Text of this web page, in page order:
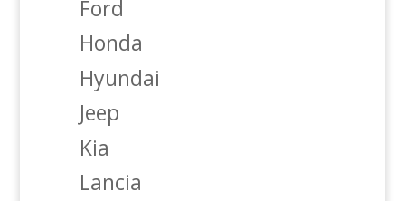
Ford
Honda
Hyundai
Jeep
Kia
Lancia